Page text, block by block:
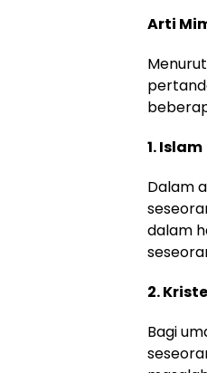
Arti
1. Islam
Dalam
dalam
2.
Bagi